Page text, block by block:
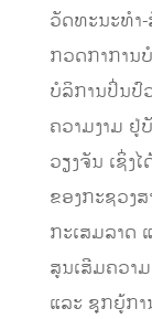
ວັດທະນະທຳ
ກວດກາການ
ບໍລິການປິ່ນປົ
ຄວາມງາມ ຢູ່
ວຽງຈັນ ເຊິ່ງ
ຂອງກະຊວງ
ກະເສມລາດ
ສູນເສີມຄວາ
ແລະ ຊຸກຍູ້ກ